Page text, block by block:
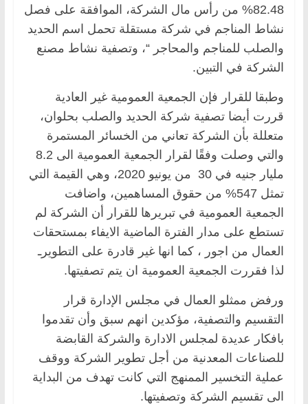
82.48% من رأس مال الشركة، الموافقة على فصل
نشاط المناجم في شركة مستقلة تحمل اسم الحديد
والصلب للمناجم والمحاجر “، وتصفية نشاط مصنع
الشركة في التبين.
وطبقا للقرار فإن الجمعية العمومية غير العادية
قررت أيضا تصفية شركة الحديد والصلب بحلوان،
متعللة بأن الشركة تعاني من الخسائر المستمرة
والتي وصلت وفقًا لقرار الجمعية العمومية الى 8.2
مليار جنيه في 30 من يونيو 2020، وهي القيمة التي
تمثل 547% من حقوق المساهمين، واضافت
الجمعية العمومية في تبريرها للقرار أن الشركة لم
تستطع على مدار الفترة الماضية الايفاء بمستحقات
العمال من اجور ، كما انها غير قادرة على التطويرـ
لذا فقررت الجمعية العمومية ان يتم تصفيتها.
ورفض ممثلو العمال في مجلس الإدارة قرار
التقسيم والتصفية، مؤكدين انهم سبق وأن تقدموا
بافكار عديدة لمجلس الادارة والشركة القابضة
للصناعات المعدنية من أجل تطوير الشركة ووقف
عملية التخسير الممنهج التي كانت تهدف من البداية
الى تقسيم الشركة وتصفيتها.